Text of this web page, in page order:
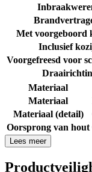
Met voorgeboord
Inclusief
Voorgefreesd voor
Materiaal
Materiaal
Materiaal (detail)
Oorsprong van hout
Lees meer